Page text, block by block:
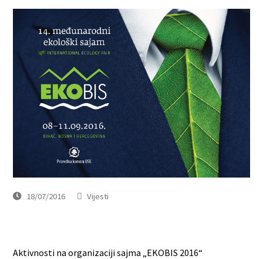
18/07/2016 Vijesti
Aktivnosti na organizaciji sajma „EKOBIS 2016“